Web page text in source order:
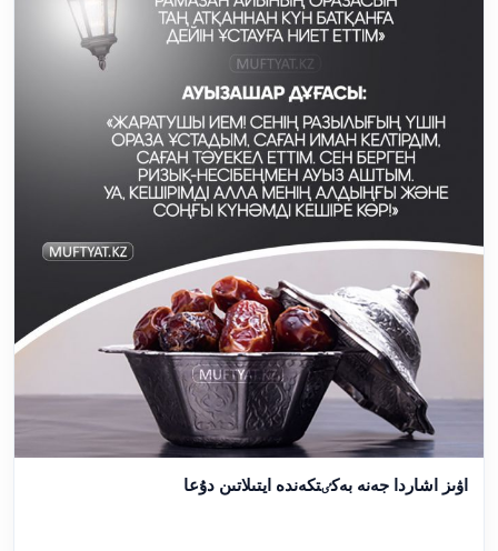
اۋىز اشاردا جەنە بەكٸتكەندە ايتىلاتىن دۇعا